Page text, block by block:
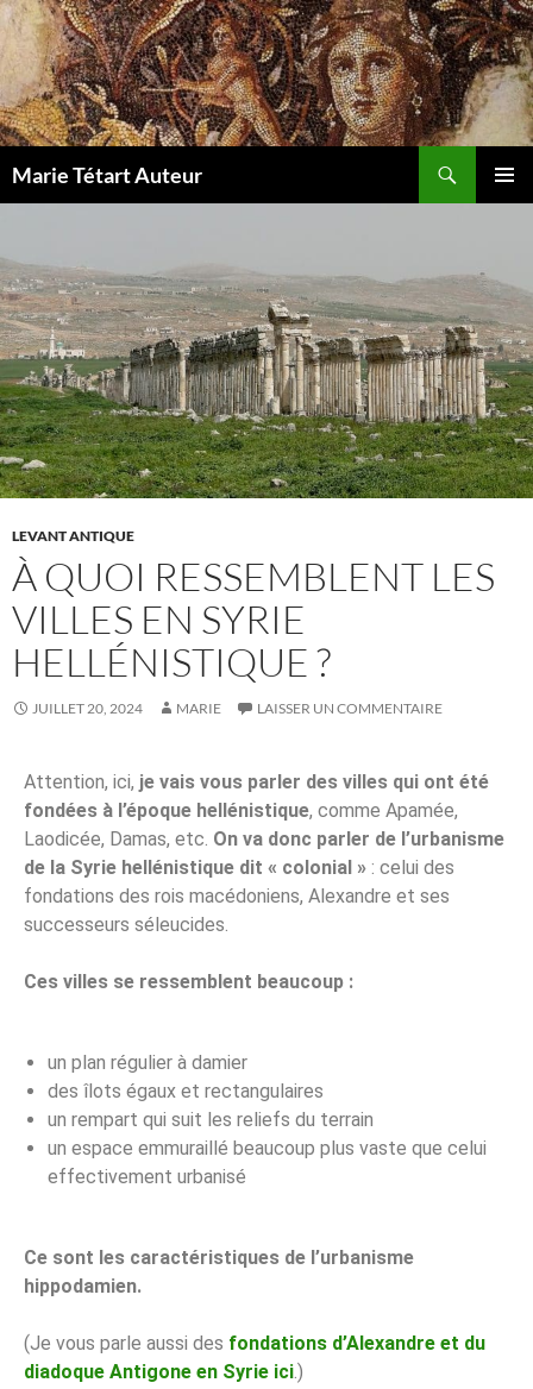
Marie Tétart Auteur
LEVANT ANTIQUE
À QUOI RESSEMBLENT LES
VILLES EN SYRIE
HELLÉNISTIQUE ?
JUILLET 20, 2024 MARIE LAISSER UN COMMENTAIRE
Attention, ici, je vais vous parler des villes qui ont été
fondées à l’époque hellénistique, comme Apamée,
Laodicée, Damas, etc. On va donc parler de l’urbanisme
de la Syrie hellénistique dit « colonial » : celui des
fondations des rois macédoniens, Alexandre et ses
successeurs séleucides.
Ces villes se ressemblent beaucoup :
un plan régulier à damier
des îlots égaux et rectangulaires
un rempart qui suit les reliefs du terrain
un espace emmuraillé beaucoup plus vaste que celui
effectivement urbanisé
Ce sont les caractéristiques de l’urbanisme
hippodamien.
(Je vous parle aussi des fondations d’Alexandre et du
diadoque Antigone en Syrie ici.)